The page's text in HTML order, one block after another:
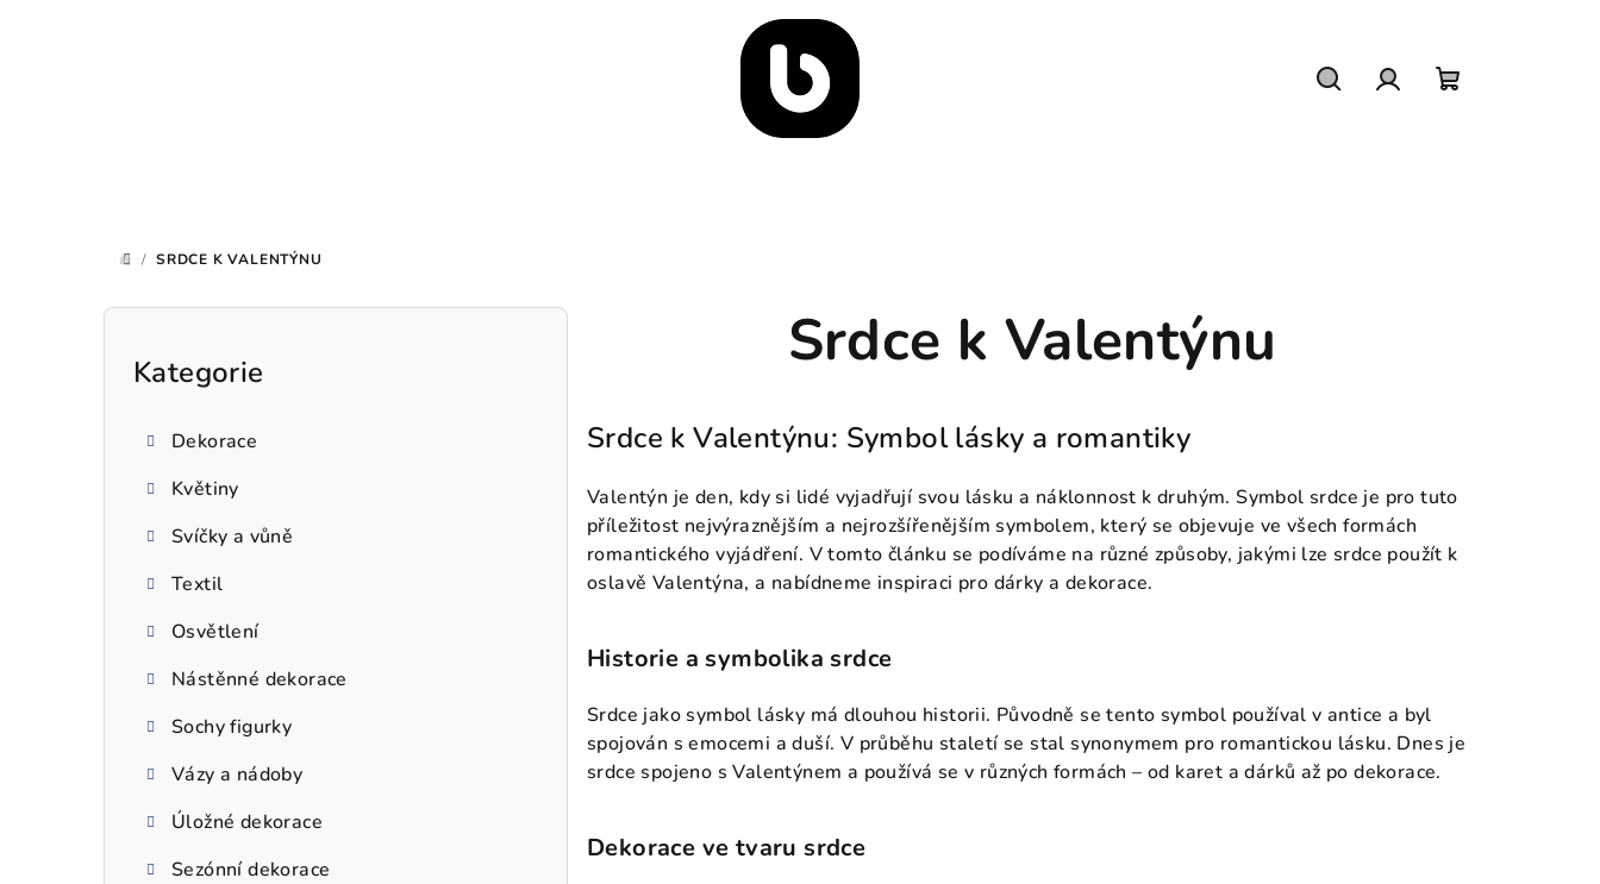
DOMŮ
/ SRDCE K VALENTÝNU
P
Přeskočit
Kategorie
Dekorace
Květiny
Svíčky a vůně
Textil
Osvětlení
Nástěnné dekorace
Sochy figurky
Vázy a nádoby
Úložné dekorace
Sezónní dekorace
Srdce k Valentýnu
Srdce k Valentýnu: Symbol lásky a romantiky
Valentýn je den, kdy si lidé vyjadřují svou lásku a náklonnost k druhým. Symbol srdce je pro tuto
příležitost nejvýraznějším a nejrozšířenějším symbolem, který se objevuje ve všech formách
romantického vyjádření. V tomto článku se podíváme na různé způsoby, jakými lze srdce použít k
oslavě Valentýna, a nabídneme inspiraci pro dárky a dekorace.
Historie a symbolika srdce
Srdce jako symbol lásky má dlouhou historii. Původně se tento symbol používal v antice a byl
spojován s emocemi a duší. V průběhu staletí se stal synonymem pro romantickou lásku. Dnes je
srdce spojeno s Valentýnem a používá se v různých formách – od karet a dárků až po dekorace.
Dekorace ve tvaru srdce